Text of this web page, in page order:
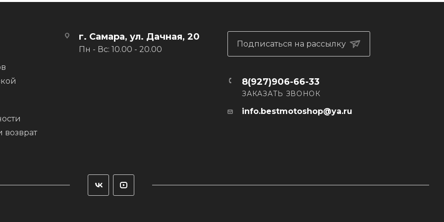
для лучшей посадки и облегчения хвата
возврат
г. Самара, ул. Дачная, 20
Пн - Вс: 10.00 - 20.00
Подписаться на рассылку
8(927)906-66-33
ЗАКАЗАТЬ ЗВОНОК
info.bestmotoshop@ya.ru